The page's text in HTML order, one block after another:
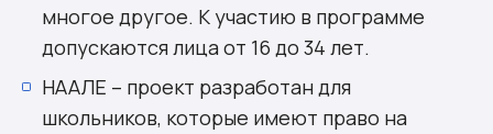
многое другое. К участию в программе
допускаются лица от 16 до 34 лет.
НААЛЕ – проект разработан для
школьников, которые имеют право на